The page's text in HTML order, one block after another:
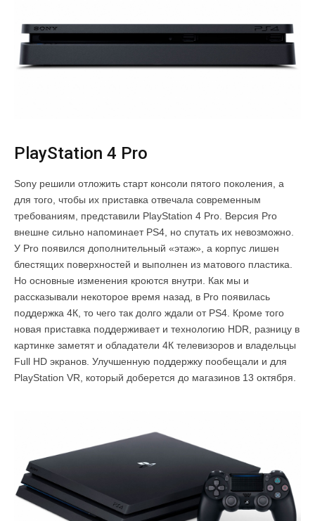
PlayStation 4 Pro
Sony решили отложить старт консоли пятого поколения, а
для того, чтобы их приставка отвечала современным
требованиям, представили PlayStation 4 Pro. Версия Pro
внешне сильно напоминает PS4, но спутать их невозможно.
У Pro появился дополнительный «этаж», а корпус лишен
блестящих поверхностей и выполнен из матового пластика.
Но основные изменения кроются внутри. Как мы и
рассказывали некоторое время назад, в Pro появилась
поддержка 4К, то чего так долго ждали от PS4. Кроме того
новая приставка поддерживает и технологию HDR, разницу в
картинке заметят и обладатели 4К телевизоров и владельцы
Full HD экранов. Улучшенную поддержку пообещали и для
PlayStation VR, который доберется до магазинов 13 октября.